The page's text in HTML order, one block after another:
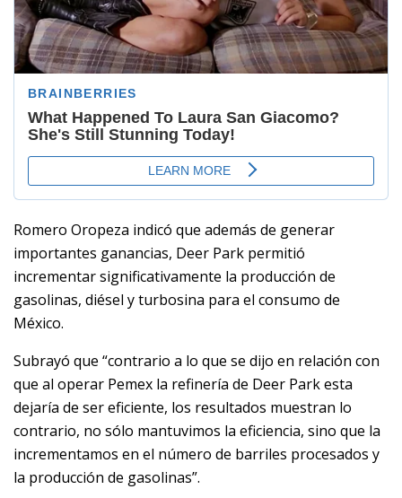
Romero Oropeza indicó que además de generar
importantes ganancias, Deer Park permitió
incrementar significativamente la producción de
gasolinas, diésel y turbosina para el consumo de
México.
Subrayó que “contrario a lo que se dijo en relación con
que al operar Pemex la refinería de Deer Park esta
dejaría de ser eficiente, los resultados muestran lo
contrario, no sólo mantuvimos la eficiencia, sino que la
incrementamos en el número de barriles procesados y
la producción de gasolinas”.